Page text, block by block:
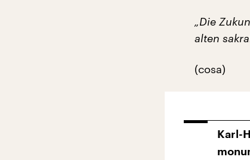
„Die
alten
(cosa)
Karl-